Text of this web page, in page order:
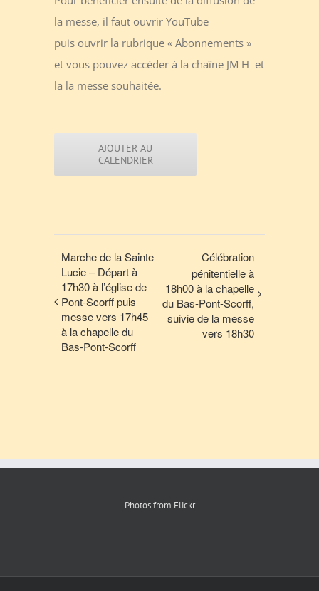
la messe, il faut ouvrir YouTube
puis ouvrir la rubrique « Abonnements »
et vous pouvez accéder à la chaîne JM H et
la la messe souhaitée.
AJOUTER AU
CALENDRIER
Marche de la Sainte
Lucie – Départ à
17h30 à l’église de
Pont-Scorff puis
messe vers 17h45
à la chapelle du
Bas-Pont-Scorff
Célébration
pénitentielle à
18h00 à la chapelle
du Bas-Pont-Scorff,
suivie de la messe
vers 18h30
Photos from Flickr